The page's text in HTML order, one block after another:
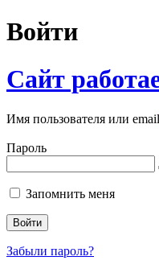
Войти
Сайт
Имя пользователя или email
Пароль
Запомнить меня
Забыли пароль?